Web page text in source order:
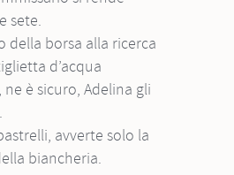
sete.
della borsa alla ricerca
d’acqua
è sicuro, Adelina gli
avverte solo la
biancheria.